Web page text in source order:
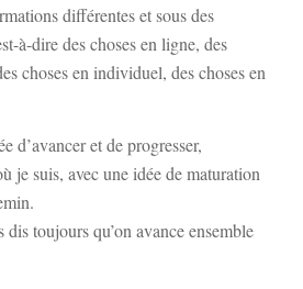
différentes et sous des
à-dire des choses en ligne, des
choses en individuel, des choses en
d’avancer et de progresser,
je suis, avec une idée de maturation
toujours qu’on avance ensemble